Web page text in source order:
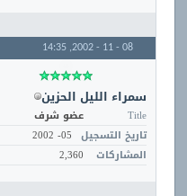
08 - 11 - 2002,
14:35
سمراء الليل الحزين
Title
عضو شرف
تاريخ التسجيل 05- 2002
المشاركات
2,360